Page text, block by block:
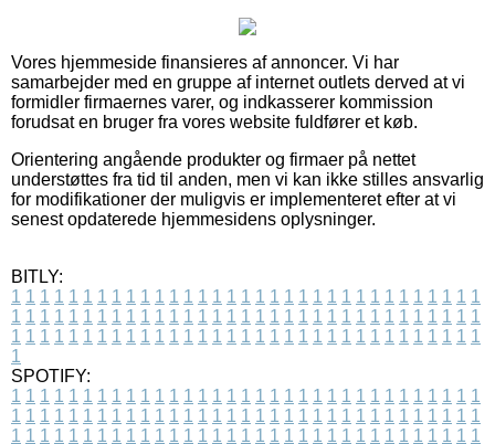
Vores hjemmeside finansieres af annoncer. Vi har
samarbejder med en gruppe af internet outlets derved at vi
formidler firmaernes varer, og indkasserer kommission
forudsat en bruger fra vores website fuldfører et køb.
Orientering angående produkter og firmaer på nettet
understøttes fra tid til anden, men vi kan ikke stilles ansvarlig
for modifikationer der muligvis er implementeret efter at vi
senest opdaterede hjemmesidens oplysninger.
BITLY:
1 1 1 1 1 1 1 1 1 1 1 1 1 1 1 1 1 1 1 1 1 1 1 1 1 1 1 1 1 1 1 1 1
1 1 1 1 1 1 1 1 1 1 1 1 1 1 1 1 1 1 1 1 1 1 1 1 1 1 1 1 1 1 1 1 1
1 1 1 1 1 1 1 1 1 1 1 1 1 1 1 1 1 1 1 1 1 1 1 1 1 1 1 1 1 1 1 1 1
1
SPOTIFY:
1 1 1 1 1 1 1 1 1 1 1 1 1 1 1 1 1 1 1 1 1 1 1 1 1 1 1 1 1 1 1 1 1
1 1 1 1 1 1 1 1 1 1 1 1 1 1 1 1 1 1 1 1 1 1 1 1 1 1 1 1 1 1 1 1 1
1 1 1 1 1 1 1 1 1 1 1 1 1 1 1 1 1 1 1 1 1 1 1 1 1 1 1 1 1 1 1 1 1